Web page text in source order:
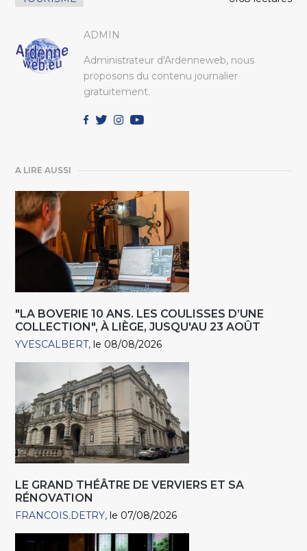
ADMIN
Administrateur d'Ardenneweb, nous
proposons du contenu journalier
gratuitement.
A LIRE AUSSI
"LA BOVERIE 10 ANS. LES COULISSES D’UNE
COLLECTION", À LIÈGE, JUSQU'AU 23 AOÛT
YVESCALBERT le 08/08/2026
LE GRAND THÉÂTRE DE VERVIERS ET SA
RÉNOVATION
FRANCOIS.DETRY le 07/08/2026